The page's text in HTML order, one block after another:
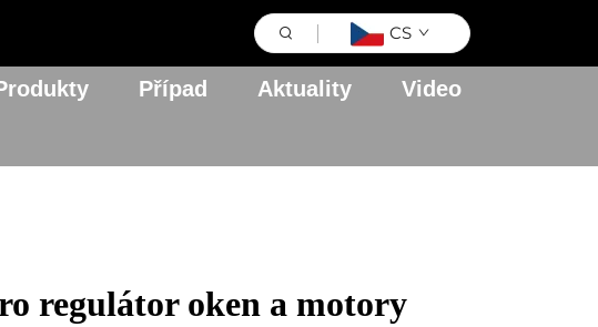
CS
Případ Aktuality Video
regulátor oken a motory